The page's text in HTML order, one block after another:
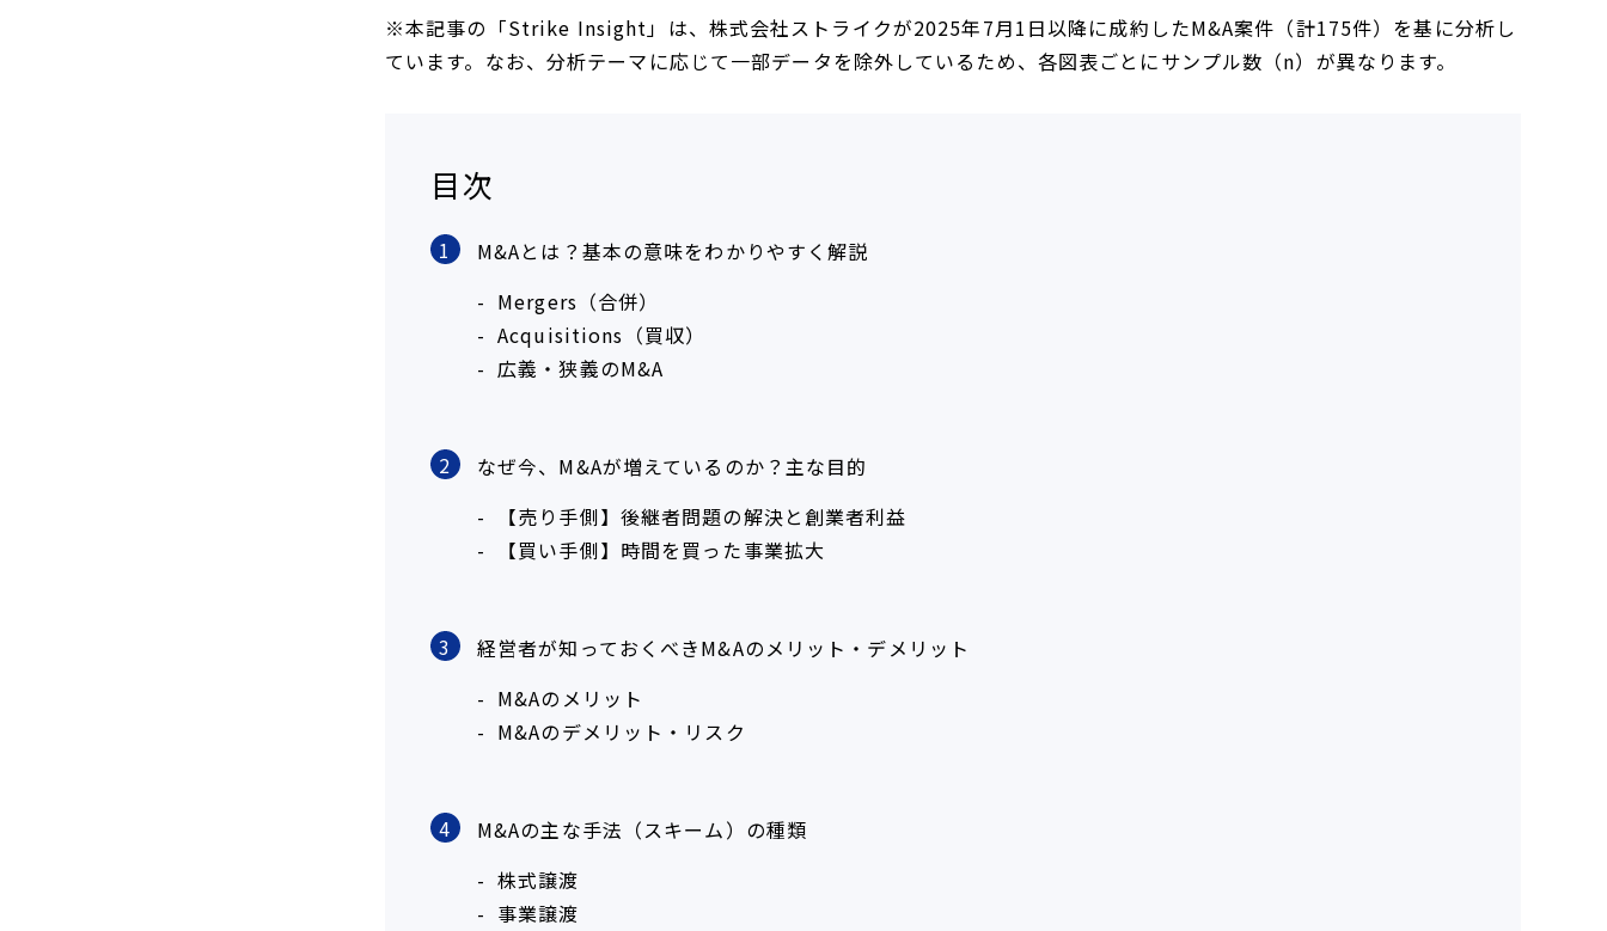
※本記事の「Strike Insight」は、株式会社ストライクが2025年7月1日以降に成約したM&A案件（計175件）を基に分析し
ています。なお、分析テーマに応じて一部データを除外しているため、各図表ごとにサンプル数（n）が異なります。
目次
1
M&Aとは？基本の意味をわかりやすく解説
Mergers（合併）
Acquisitions（買収）
広義・狭義のM&A
2
なぜ今、M&Aが増えているのか？主な目的
【売り手側】後継者問題の解決と創業者利益
【買い手側】時間を買った事業拡大
3
経営者が知っておくべきM&Aのメリット・デメリット
M&Aのメリット
M&Aのデメリット・リスク
4
M&Aの主な手法（スキーム）の種類
株式譲渡
事業譲渡